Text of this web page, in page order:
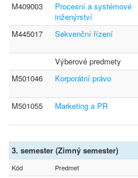
M409003
Procesní a systémové
inženýrství
M445017 Sekvenční řízení
Výberové predmety
M501046
Korporátní právo
M501055 Marketing a PR
3. semester (Zimný semester)
Kód Predmet